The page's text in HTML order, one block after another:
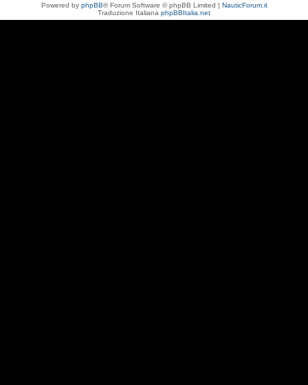
Powered by phpBB® Forum Software © phpBB Limited | NauticForum.it
Traduzione Italiana phpBBItalia.net